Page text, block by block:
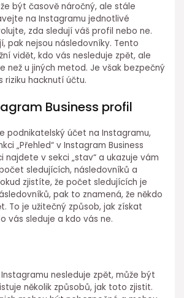
být časově náročný, ale stále
na Instagramu jednotlivé
zda sledují váš profil nebo ne.
pak nejsou následovníky. Tento
vidět, kdo vás nesleduje zpět, ale
než u jiných metod. Je však bezpečný
riziku hacknutí účtu.
Business profil
podnikatelský účet na Instagramu,
„Přehled“ v Instagram Business
najdete v sekci „stav“ a ukazuje vám
sledujících, následovníků a
zjistíte, že počet sledujících je
pak to znamená, že někdo
To je užitečný způsob, jak získat
vás sleduje a kdo vás ne.
nesleduje zpět, může být
několik způsobů, jak toto zjistit.